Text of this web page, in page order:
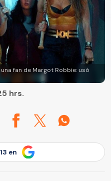
fan de Margot Robbie: usó
hrs.
en